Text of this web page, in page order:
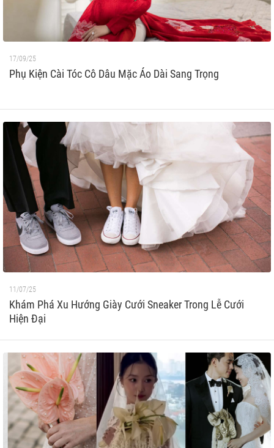
17/09/25
Phụ Kiện Cài Tóc Cô Dâu Mặc Áo Dài Sang Trọng
11/07/25
Khám Phá Xu Hướng Giày Cưới Sneaker Trong Lễ Cưới
Hiện Đại